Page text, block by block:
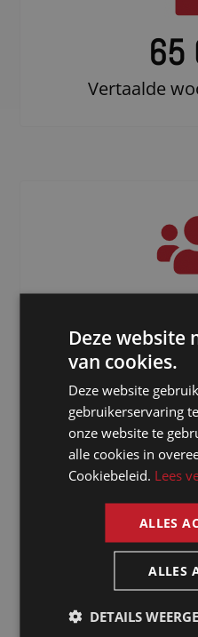
65
Vertaalde
Freelancers
Deze website
van cookies.
Deze website
gebruikerservaring
onze website te
alle cookies in
Cookiebeleid. Lees
ALLES
ALLES
DETAILS